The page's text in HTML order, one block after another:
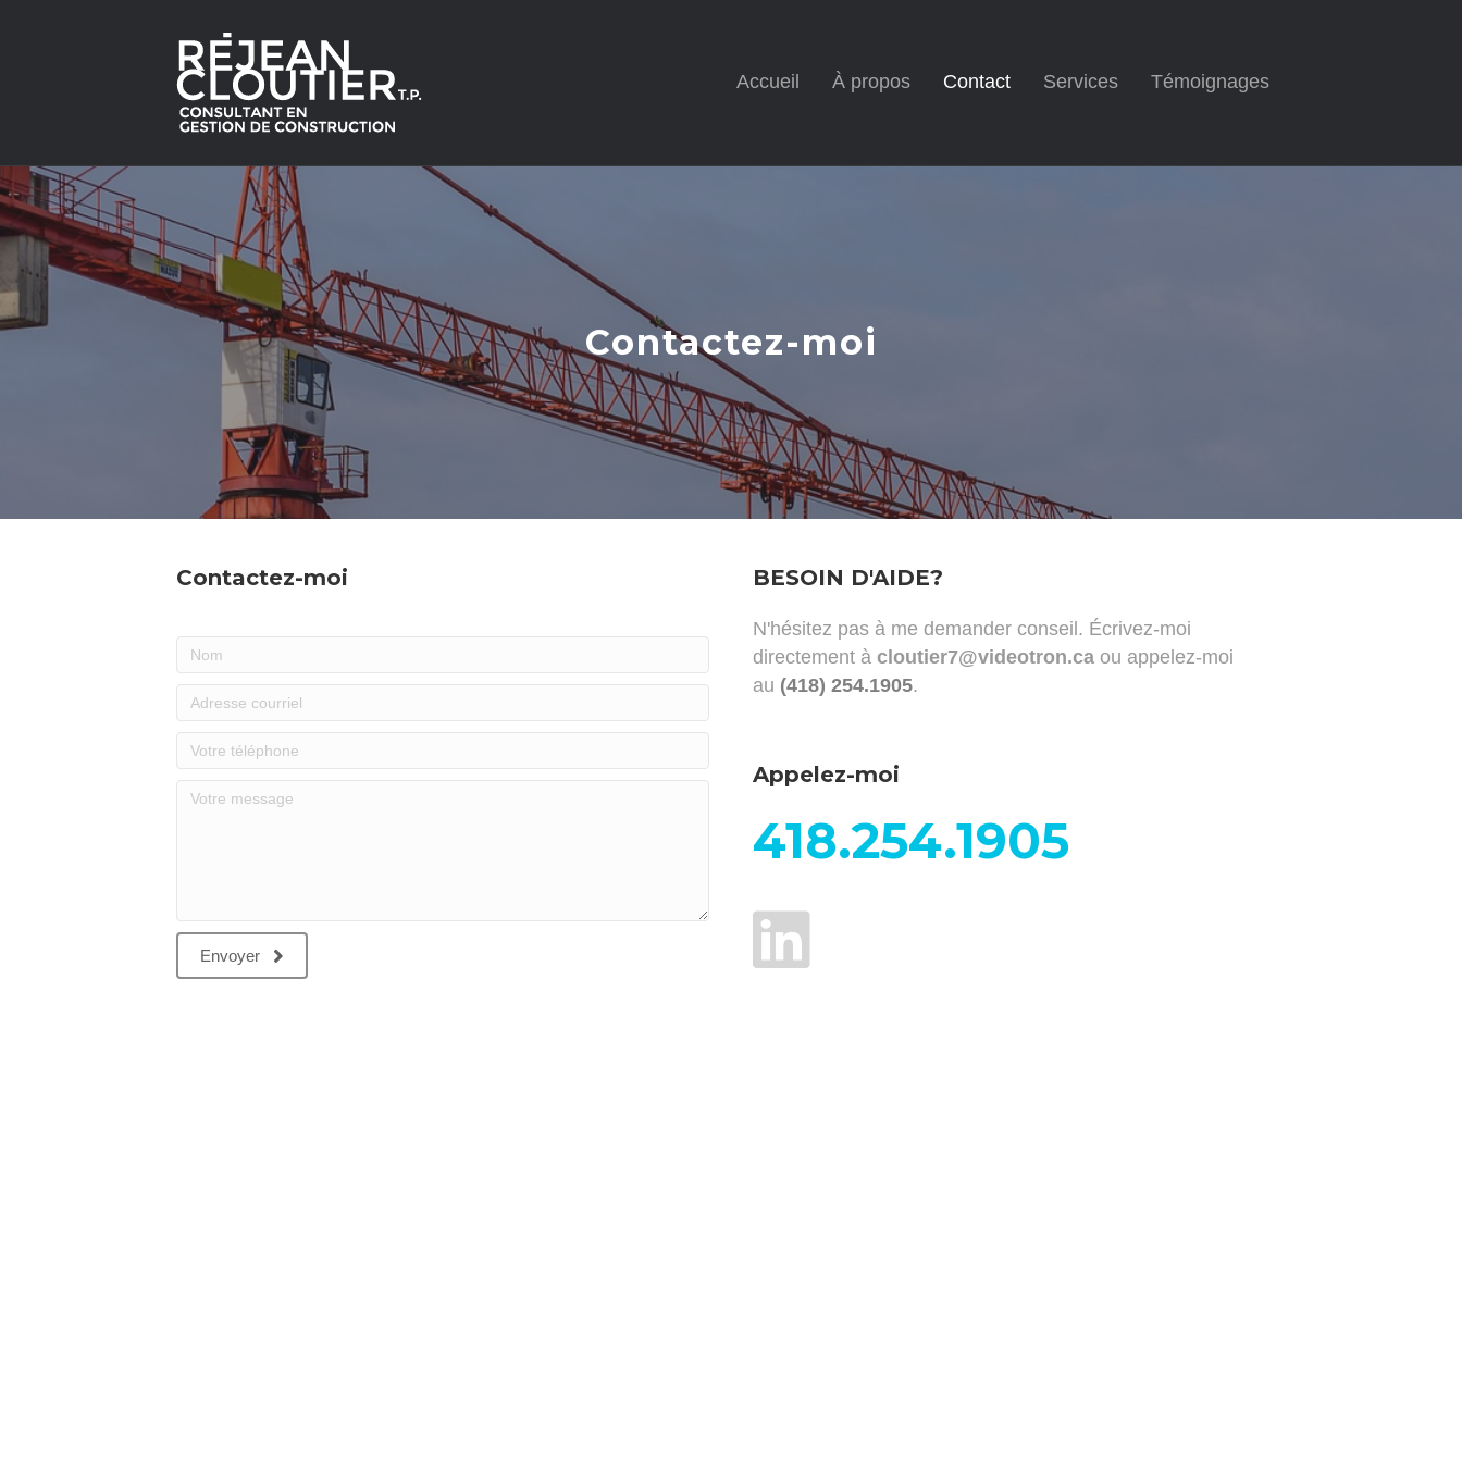
Accueil À propos Contact Services Témoignages
Contactez-moi
Contactez-moi
Envoyer
BESOIN D'AIDE?
N'hésitez pas à me demander conseil. Écrivez-moi
directement à cloutier7@videotron.ca ou appelez-moi
au (418) 254.1905.
Appelez-moi
418.254.1905